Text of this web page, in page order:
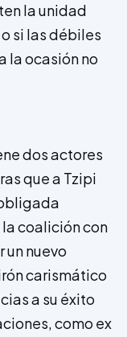
la unidad
si las débiles
la ocasión no
dos actores
que a Tzipi
coalición con
un nuevo
carismático
a su éxito
como ex